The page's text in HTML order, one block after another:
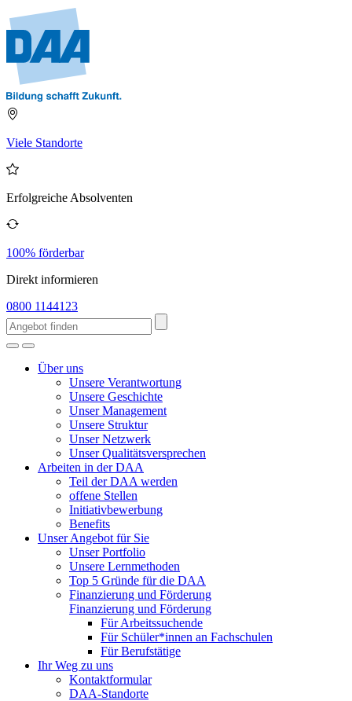
Viele Standorte
Erfolgreiche Absolventen
100% förderbar
Direkt informieren
0800 1144123
Über uns
Unsere Verantwortung
Unsere Geschichte
Unser Management
Unsere Struktur
Unser Netzwerk
Unser Qualitätsversprechen
Arbeiten in der DAA
Teil der DAA werden
offene Stellen
Initiativbewerbung
Benefits
Unser Angebot für Sie
Unser Portfolio
Unsere Lernmethoden
Top 5 Gründe für die DAA
Finanzierung und Förderung
Finanzierung und Förderung
Für Arbeitssuchende
Für Schüler*innen an Fachschulen
Für Berufstätige
Ihr Weg zu uns
Kontaktformular
DAA-Standorte